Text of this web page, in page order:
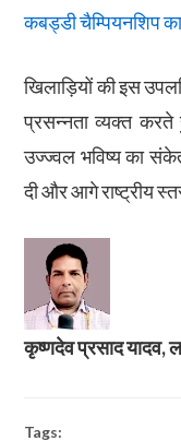
कबड्डी चैम्पियनशिप
खिलाड़ियों की इस
प्रसन्नता व्यक्त
उज्ज्वल भविष्य का
दी और आगे राष्ट्रीय
कृष्णदेव प्रसाद यादव,
Tags: